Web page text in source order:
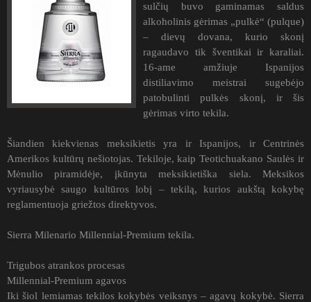
sulčių buvo gaminamas saldus
alkoholinis gėrimas „pulkė“ (pulque)
– dievų dovana, kurio skonį
ragaudavo tik šventikai ir karaliai.
16-ame amžiuje Ispanijos
distiliavimo meistrai sugebėjo
patobulinti pulkės skonį, ir šis
gėrimas virto tekila.
Šiandien kiekvienas meksikietis yra ir Ispanijos, ir Centrinės
Amerikos kultūrų nešiotojas. Tekiloje, kaip Teotichuakano Saulės ir
Mėnulio piramidėje, įkūnyta meksikietiška siela. Meksikos
vyriausybė saugo kultūros lobį – tekilą, kurios aukštą kokybę
reglamentuoja griežtos direktyvos.
Sierra Milenario Millennial-Premium tekila.
Trigubos atrankos procesas
Millennial-Premium agavos
Iki šiol lemiamas tekilos kokybės veiksnys – agavų kokybė. Sierra